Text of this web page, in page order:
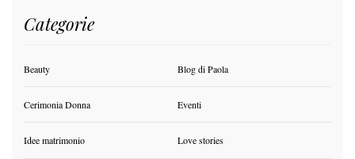
Categorie
Beauty Blog di Paola
Cerimonia Donna Eventi
Idee matrimonio Love stories